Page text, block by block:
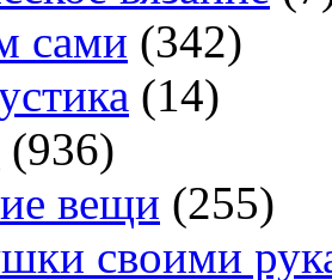
сами (342)
(14)
(936)
вещи (255)
своими